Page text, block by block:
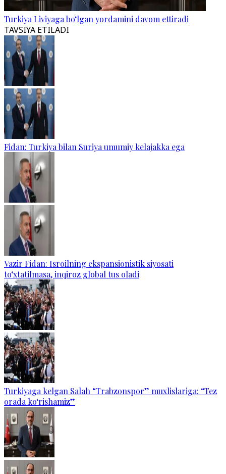
Turkiya Liviyaga bo‘lgan yordamini davom ettiradi
TAVSIYA ETILADI
Fidan: Turkiya bilan Suriya umumiy kelajakka ega
Vazir Fidan: Isroilning ekspansionistik siyosati
to‘xtatilmasa, inqiroz global tus oladi
Turkiyaga kelgan Salah “Trabzonspor” muxlislariga: “Tez
orada ko‘rishamiz”